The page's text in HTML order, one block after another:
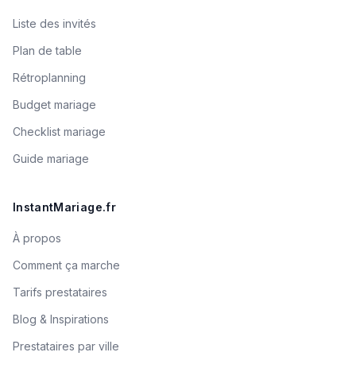
Liste des invités
Plan de table
Rétroplanning
Budget mariage
Checklist mariage
Guide mariage
InstantMariage.fr
À propos
Comment ça marche
Tarifs prestataires
Blog & Inspirations
Prestataires par ville